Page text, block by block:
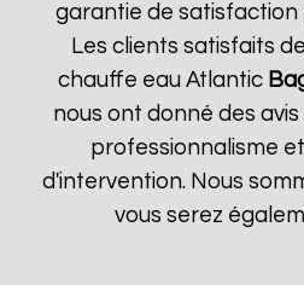
garantie de satisfaction
Les clients satisfaits
chauffe eau Atlantic
nous ont donné des
professionnalisme
d'intervention. Nous
vous serez